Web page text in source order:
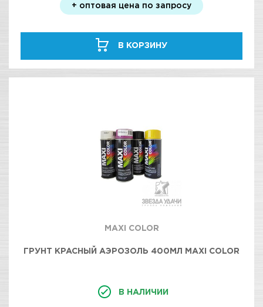
+ оптовая цена по запросу
В КОРЗИНУ
MAXI COLOR
ГРУНТ КРАСНЫЙ АЭРОЗОЛЬ 400МЛ MAXI COLOR
В НАЛИЧИИ